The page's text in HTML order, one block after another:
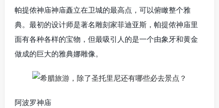
帕提侬神庙神庙矗立在卫城的最高点，可以俯瞰整个雅
典。最初的设计师是著名雕刻家菲迪亚斯，帕提侬神庙里
面有各种各样的宝物，但最吸引人的是一个由象牙和黄金
做成的巨大的雅典娜雕像。
阿波罗神庙